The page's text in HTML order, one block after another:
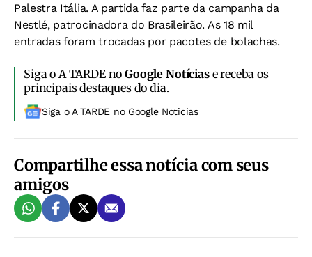
Palestra Itália. A partida faz parte da campanha da
Nestlé, patrocinadora do Brasileirão. As 18 mil
entradas foram trocadas por pacotes de bolachas.
Siga o A TARDE noGoogle Notíciase receba os
principais destaques do dia.
Siga o A TARDE no Google Noticias
Compartilhe essa notícia com seus
amigos